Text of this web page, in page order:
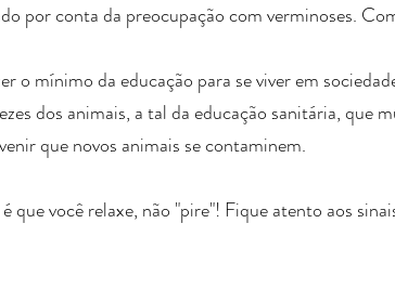
por conta da preocupação com verminoses.
o mínimo da educação para se viver em
dos animais, a tal da educação sanitária, que
que novos animais se contaminem.
que você relaxe, não "pire"! Fique atento aos